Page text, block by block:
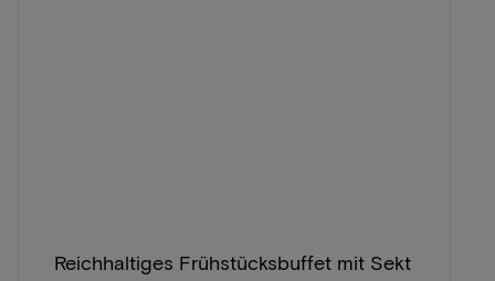
Reichhaltiges Frühstücksbuffet mit Sekt